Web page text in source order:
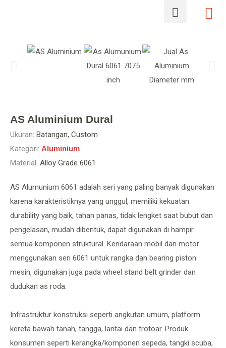
AS Aluminium Dural
Ukuran: Batangan, Custom
Kategori: Aluminium
Material: Alloy Grade 6061
AS Alumunium 6061 adalah seri yang paling banyak digunakan
karena karakteristiknya yang unggul, memiliki kekuatan
durability yang baik, tahan panas, tidak lengket saat bubut dan
pengelasan, mudah dibentuk, dapat digunakan di hampir
semua komponen struktural. Kendaraan mobil dan motor
menggunakan seri 6061 untuk rangka dan bearing piston
mesin, digunakan juga pada wheel stand belt grinder dan
dudukan as roda.
Infrastruktur konstruksi seperti angkutan umum, platform
kereta bawah tanah, tangga, lantai dan trotoar. Produk
konsumen seperti kerangka/komponen sepeda, tangki scuba,